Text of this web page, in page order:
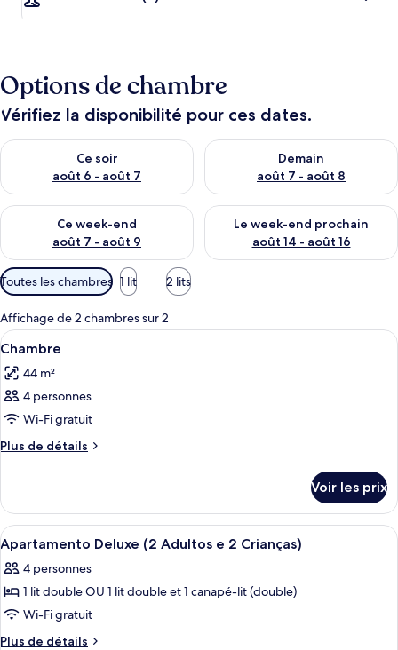
Options de chambre
Vérifiez la disponibilité pour ces dates.
Ce soir
août 6 - août 7
Vérifier la disponibilité pour ce soir août 6 - août 7
Demain
août 7 - août 8
Vérifier la disponibilité pour
Ce week-end
août 7 - août 9
Vérifier la disponibilité pour ce week-end août 7 - août 9
Le week-end prochain
août 14 - août 16
Vérifier la disponibilité pour
Filtres
disponibles
pour
les
chambres
Toutes les chambres 1 lit 2 lits
Affichage de 2 chambres sur 2
Afficher
toutes
les
photos
pour
ce
chambre :
Chambre
Minibar, coffres-forts dans les
6
Chambre
44 m²
4 personnes
Wi-Fi gratuit
Plus de détails
Plus
le
type
de
chambre
Chambre
Voir les prix
Afficher
toutes
les
photos
pour
ce
Une chambre d’hôtel équipée d’un
7
Apartamento Deluxe (2 Adultos e 2 Crianças)
4 personnes
1 lit double OU 1 lit double et 1 canapé-lit (double)
Wi-Fi gratuit
Plus de détails
Plus